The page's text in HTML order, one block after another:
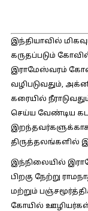
இந்தியாவில்
கருதப்படும்
இராமேஸ்வரம்
வழிபடுவதும்,
கரையில்
செய்ய வேண்டிய
திருத்தலங்களில்
இந்நிலையில்
பிறகு நேற்று
மற்றும்
கோயில்